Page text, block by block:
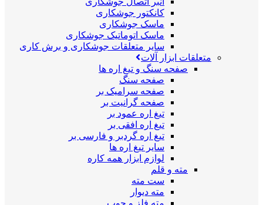
کانکتور جوشکاری
ماسک جوشکاری
ماسک اتوماتیک جوشکاری
سایر متعلقات جوشکاری و برش کاری
متعلقات ابزار آلات
صفحه سنگ و تیغ اره ها
صفحه سنگ
صفحه سرامیک بر
صفحه گرانیت بر
تیغ اره عمود بر
تیغ اره افقی بر
تیغ اره گردبر و فارسی بر
سایر تیغ اره ها
لوازم ابزار همه کاره
مته و قلم
ست مته
مته دیوار